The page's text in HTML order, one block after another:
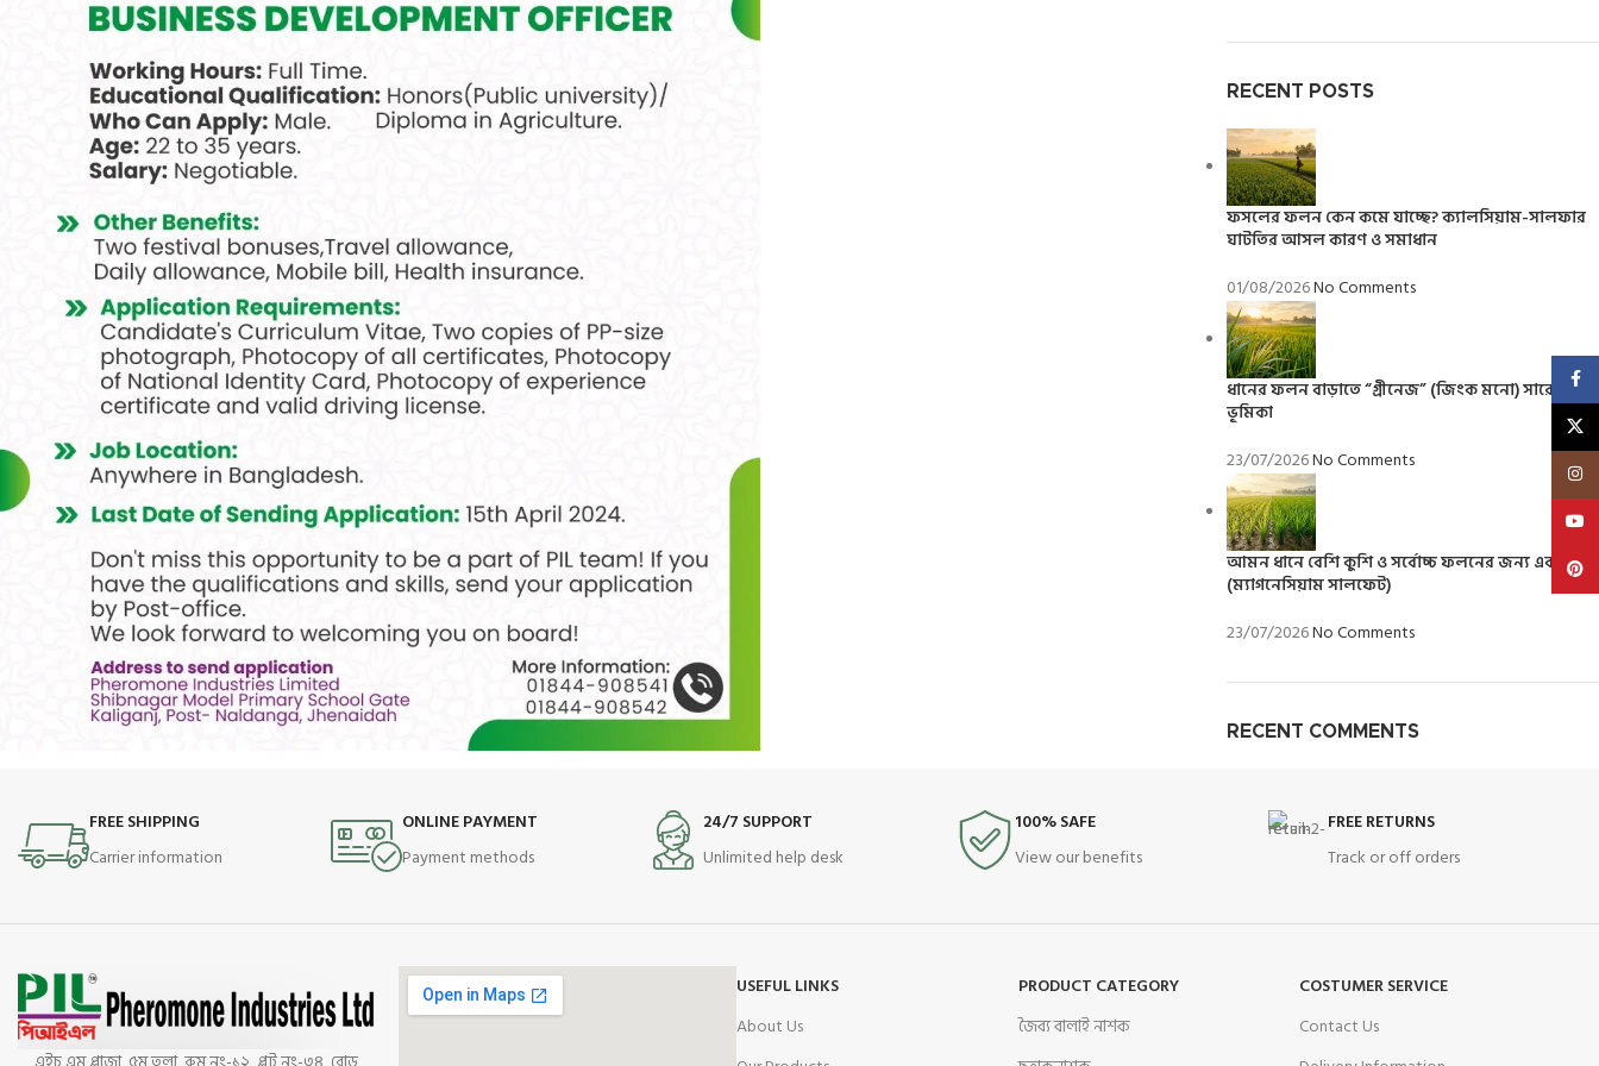
RECENT POSTS
ফসলের ফলন কেন কমে যাচ্ছে? ক্যালসিয়াম-সালফার
ঘাটতির আসল কারণ ও সমাধান
01/08/2026No Comments
ধানের ফলন বাড়াতে “গ্রীনেজ” (জিংক মনো) সারের
ভূমিকা
23/07/2026No Comments
আমন ধানে বেশি কুশি ও সর্বোচ্চ ফলনের জন্য এবসাম
(ম্যাগনেসিয়াম সালফেট)
23/07/2026No Comments
RECENT COMMENTS
FREE SHIPPING
Carrier information
ONLINE PAYMENT
Payment methods
24/7 SUPPORT
Unlimited help desk
100% SAFE
View our benefits
FREE RETURNS
Track or off orders
USEFUL LINKS
About Us
PRODUCT CATEGORY
জৈব্য বালাই নাশক
COSTUMER SERVICE
Contact Us